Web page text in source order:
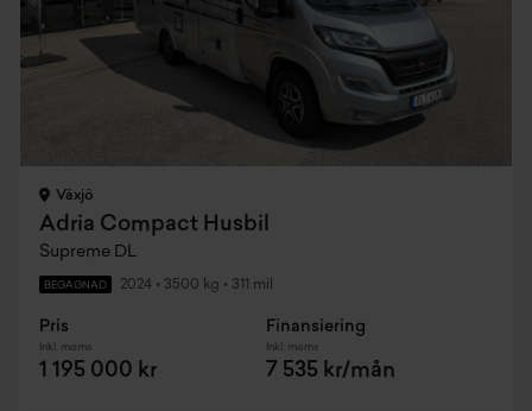
Växjö
Adria Compact Husbil
Supreme DL
BEGAGNAD 2024 • 3500 kg • 311 mil
Pris
Inkl. moms
1 195 000 kr
Finansiering
Inkl. moms
7 535 kr/mån